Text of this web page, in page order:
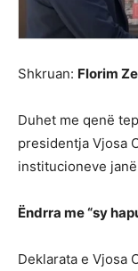
Shkruan: Florim
Duhet me qenë
presidentja Vjosa
institucioneve
Ëndrra me “sy
Deklarata e Vjosa